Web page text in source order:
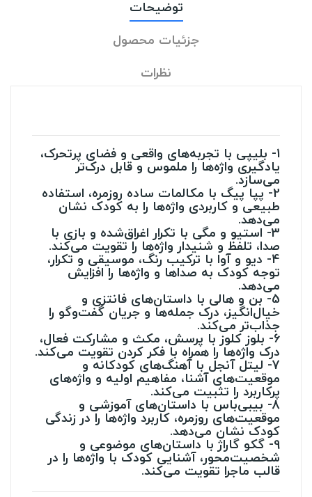
توضیحات
جزئیات محصول
نظرات
1- بلیپی با تجربه‌های واقعی و فضای پرتحرک،
یادگیری واژه‌ها را ملموس‌ و قابل درک‌تر
می‌سازد.
2- پپا پیگ با مکالمات ساده روزمره، استفاده
طبیعی و کاربردی واژه‌ها را به کودک نشان
می‌دهد.
3- استیو و مگی با تکرار اغراق‌شده و بازی با
صدا، تلفظ و شنیدار واژه‌ها را تقویت می‌کند.
4- دیو و آوا با ترکیب رنگ، موسیقی و تکرار،
توجه کودک به صداها و واژه‌ها را افزایش
می‌دهد.
5- بن و هالی با داستان‌های فانتزی و
خیال‌انگیز، درک جمله‌ها و جریان گفت‌وگو را
جذاب‌تر می‌کند.
6- بلوز کلوز با پرسش، مکث و مشارکت فعال،
درک واژه‌ها را همراه با فکر کردن تقویت می‌کند.
7- لیتل آنجل با آهنگ‌های کودکانه و
موقعیت‌های آشنا، مفاهیم اولیه و واژه‌های
پرکاربرد را تثبیت می‌کند.
8- بیبی‌باس با داستان‌های آموزشی و
موقعیت‌های روزمره، کاربرد واژه‌ها را در زندگی
کودک نشان می‌دهد.
9- گکو گاراژ با داستان‌های موضوعی و
شخصیت‌محور، آشنایی کودک با واژه‌ها را در
قالب ماجرا تقویت می‌کند.